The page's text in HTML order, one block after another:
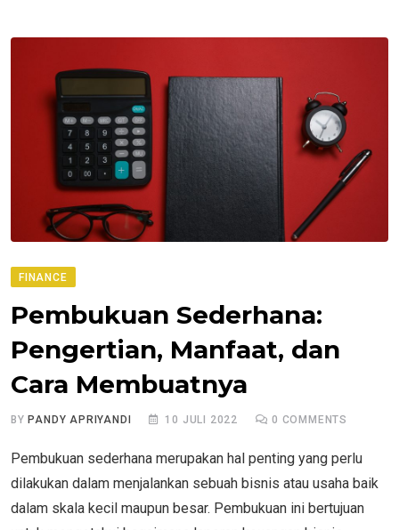
FINANCE
Pembukuan Sederhana:
Pengertian, Manfaat, dan
Cara Membuatnya
BY PANDY APRIYANDI 10 JULI 2022 0 COMMENTS
Pembukuan sederhana merupakan hal penting yang perlu
dilakukan dalam menjalankan sebuah bisnis atau usaha baik
dalam skala kecil maupun besar. Pembukuan ini bertujuan